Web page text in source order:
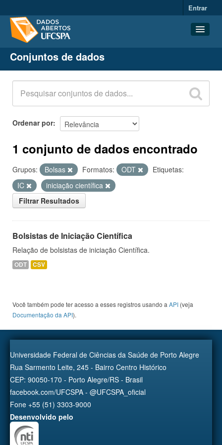
Entrar
Conjuntos de dados
Organizações
Grupos
Sobre
Conjuntos de dados
Ordenar por
1 conjunto de dados encontrado
Grupos: Bolsas Formatos: ODT
Etiquetas:
IC
iniciação científica
Filtrar Resultados
Bolsistas de Iniciação Científica
Relação de bolsistas de iniciação Científica.
ODT CSV
Você também pode ter acesso a esses registros usando a API (veja
Documentação da API).
Universidade Federal de Ciências da Saúde de Porto Alegre
Rua Sarmento Leite, 245 - Bairro Centro Histórico
CEP: 90050-170 - Porto Alegre/RS - Brasil
facebook.com/UFCSPA - @UFCSPA_oficial
Fone +55 (51) 3303-9000
Desenvolvido pelo